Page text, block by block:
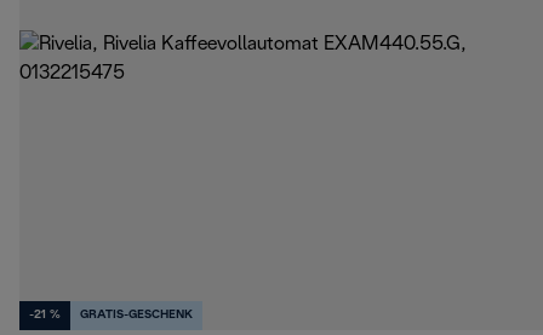
-21 % GRATIS-GESCHENK